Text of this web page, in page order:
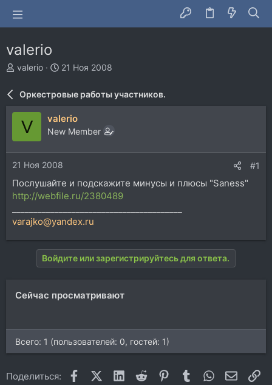
valerio
А
т
р
valerio
Д
а
ч
а
21 Ноя 2008
Оркестровые работы участников.
V valerio
New Member
21 Ноя 2008 #1
Послушайте и подскажите минусы и плюсы "Saness"
http://webfile.ru/2380489
varajko@yandex.ru
Войдите или зарегистрируйтесь для ответа.
Сейчас просматривают
Всего: 1 (пользователей: 0, гостей: 1)
Поделиться: FacebookX (Twitter)
LinkedIn
Reddit Pinterest
Tumblr WhatsApp